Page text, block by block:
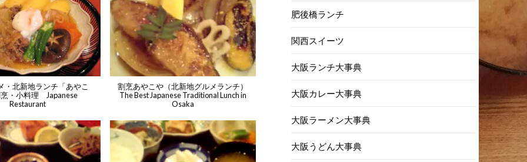
・北新地ランチ「あやこ
・小料理 Japanese
Restaurant
割烹あやこや（北新地グルメランチ）
The Best Japanese Traditional Lunch in
Osaka
肥後橋ランチ
関西スイーツ
大阪ランチ大事典
大阪カレー大事典
大阪ラーメン大事典
大阪うどん大事典